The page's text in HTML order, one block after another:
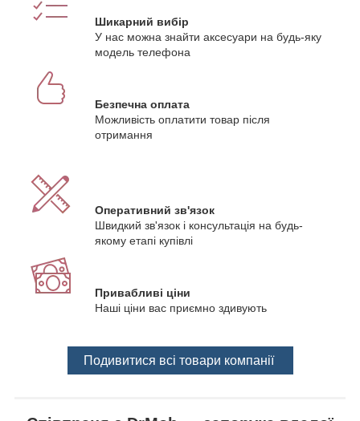
Шикарний вибір
У нас можна знайти аксесуари на будь-яку
модель телефона
Безпечна оплата
Можливість оплатити товар після
отримання
Оперативний зв'язок
Швидкий зв'язок і консультація на будь-
якому етапі купівлі
Привабливі ціни
Наші ціни вас приємно здивують
Подивитися всі товари компанії